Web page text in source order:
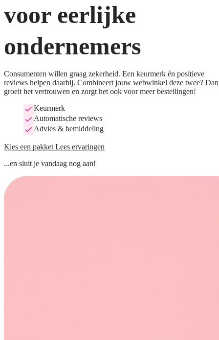
voor eerlijke
ondernemers
Consumenten willen graag zekerheid. Een keurmerk én positieve
reviews helpen daarbij. Combineert jouw webwinkel deze twee? Dan
groeit het vertrouwen en zorgt het ook voor meer bestellingen!
Keurmerk
Automatische reviews
Advies & bemiddeling
Kies een pakket Lees ervaringen
...en sluit je vandaag nog aan!